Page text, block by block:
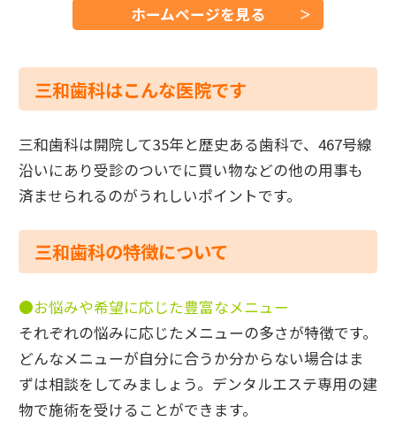
ホームページを見る
三和歯科はこんな医院です
三和歯科は開院して35年と歴史ある歯科で、467号線
沿いにあり受診のついでに買い物などの他の用事も
済ませられるのがうれしいポイントです。
三和歯科の特徴について
●お悩みや希望に応じた豊富なメニュー
それぞれの悩みに応じたメニューの多さが特徴です。
どんなメニューが自分に合うか分からない場合はま
ずは相談をしてみましょう。デンタルエステ専用の建
物で施術を受けることができます。